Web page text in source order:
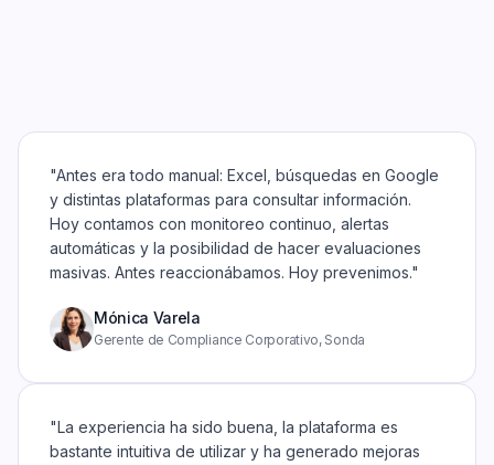
"Antes era todo manual: Excel, búsquedas en Google
y distintas plataformas para consultar información.
Hoy contamos con monitoreo continuo, alertas
automáticas y la posibilidad de hacer evaluaciones
masivas. Antes reaccionábamos. Hoy prevenimos."
Mónica Varela
Gerente de Compliance Corporativo, Sonda
"La experiencia ha sido buena, la plataforma es
bastante intuitiva de utilizar y ha generado mejoras